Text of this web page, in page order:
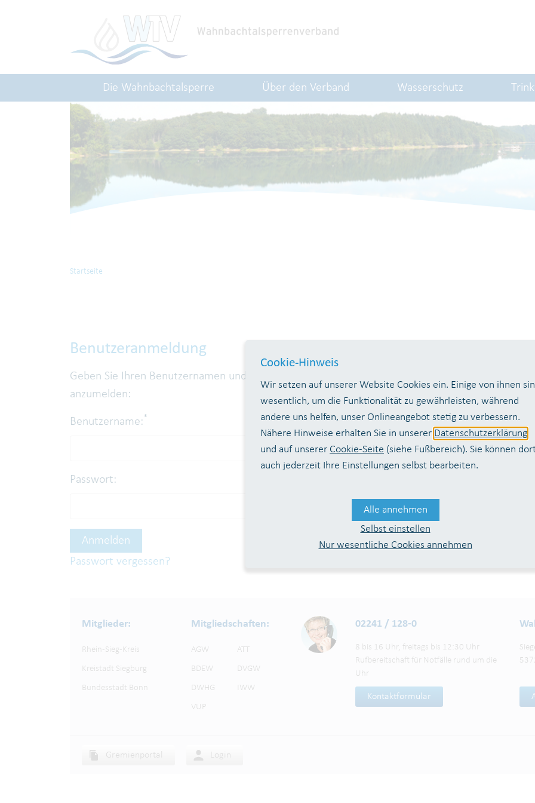
Die Wahnbachtalsperre Über den Verband Wasserschutz
Startseite
Benutzeranmeldung
Geben Sie Ihren Benutzernamen und Ihr Passwort ein, um sich an der Website
anzumelden:
Benutzername:*
Passwort:
Passwort vergessen?
Mitglieder:
Rhein-Sieg-Kreis
Kreistadt Siegburg
Bundesstadt Bonn
Mitgliedschaften:
AGW ATT
BDEW DVGW
DWHG IWW
VUP
02241 / 128-0
8 bis 16 Uhr, freitags bis 12:30 Uhr
Rufbereitschaft für Notfälle rund um die
Uhr
Kontaktformular
Gremienportal Login
Cookie-Hinweis
Wir setzen auf unserer Website Cookies ein. Einige von ihnen
wesentlich, um die Funktionalität zu gewährleisten, während
andere uns helfen, unser Onlineangebot stetig zu verbessern.
Nähere Hinweise erhalten Sie in unserer Datenschutzerklärung
und auf unserer Cookie-Seite (siehe Fußbereich). Sie können
auch jederzeit Ihre Einstellungen selbst bearbeiten.
Alle annehmen
Selbst einstellen
Nur wesentliche Cookies annehmen